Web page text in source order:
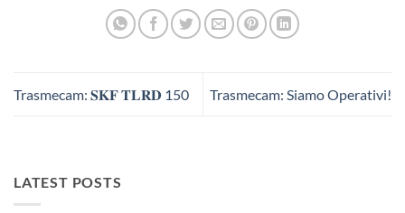
Trasmecam: 𝐒𝐊𝐅 𝐓𝐋𝐑𝐃 150 Trasmecam: Siamo Operativi!
LATEST POSTS